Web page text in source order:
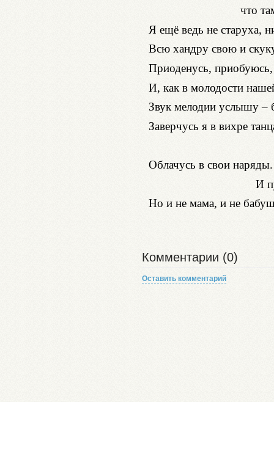
что там
Я ещё ведь не старуха,
Всю хандру свою и
Приоденусь, приобуюсь,
И, как в молодости
Звук мелодии услышу –
Заверчусь я в вихре
Облачусь в свои наряды.
И пусть не
Но и не мама, и не
Комментарии (0)
Оставить комментарий